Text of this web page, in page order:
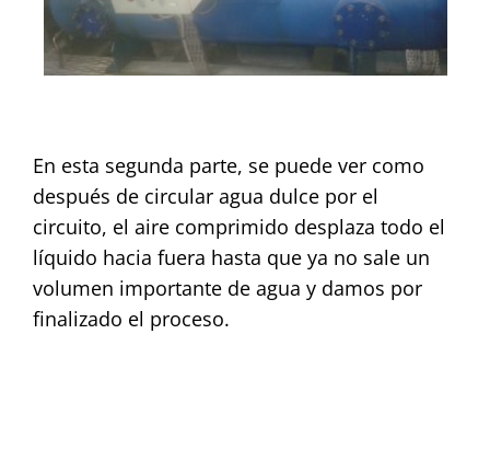
En esta segunda parte, se puede ver como
después de circular agua dulce por el
circuito, el aire comprimido desplaza todo el
líquido hacia fuera hasta que ya no sale un
volumen importante de agua y damos por
finalizado el proceso.